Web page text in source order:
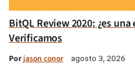
BitQL Review 2020: ¿es
Verificamos
Porjason conor agosto 3, 2026